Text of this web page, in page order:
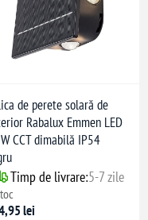
de perete solară de
Rabalux Emmen LED
CCT dimabilă IP54
Timp de livrare:5-7 zile
lei